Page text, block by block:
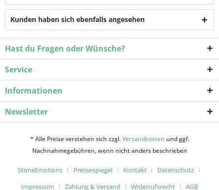
Kunden haben sich ebenfalls angesehen
Hast du Fragen oder Wünsche?
Service
Informationen
Newsletter
* Alle Preise verstehen sich zzgl.Versandkosten und ggf.
Nachnahmegebühren, wenn nicht anders beschrieben
StoneEmotions Pressespiegel Kontakt
Datenschutz
Impressum
Zahlung & Versand Widerrufsrecht AGB